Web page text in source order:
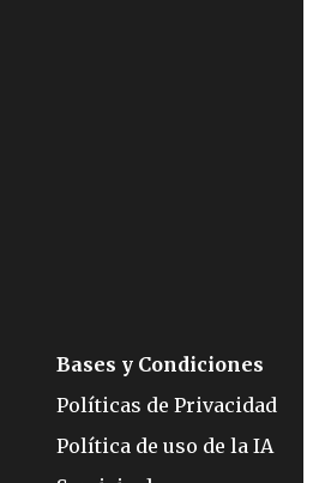
Bases y Condiciones
Políticas de Privacidad
Política de uso de la IA